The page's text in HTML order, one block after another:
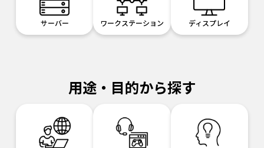
サーバー ワークステーション ディスプレイ
用途・目的から探す